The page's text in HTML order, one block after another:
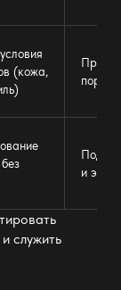
(кожа,
порчи
без
и
служить